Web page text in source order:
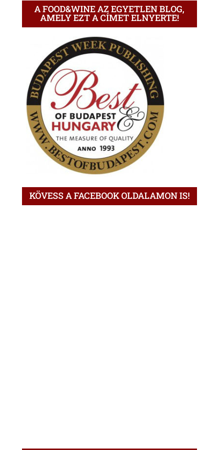
A FOOD&WINE AZ EGYETLEN BLOG,
AMELY EZT A CÍMET ELNYERTE!
KÖVESS A FACEBOOK OLDALAMON IS!